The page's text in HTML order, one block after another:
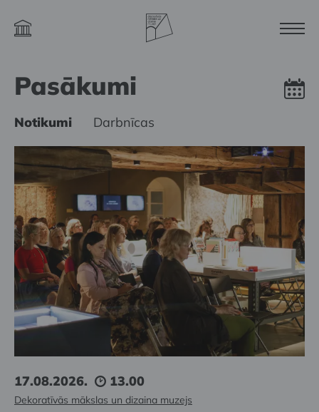
Pasākumi
Notikumi Darbnīcas
17.08.2026. 13.00
Dekoratīvās mākslas un dizaina muzejs